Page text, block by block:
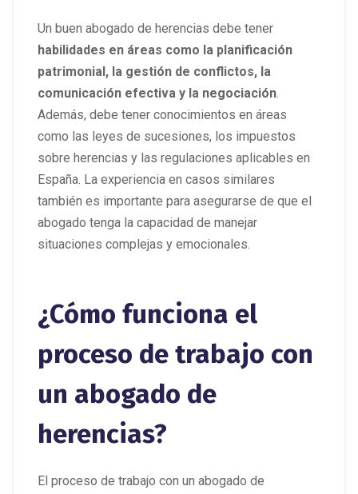
Un buen abogado de herencias debe tener
habilidades en áreas como la planificación
patrimonial, la gestión de conflictos, la
comunicación efectiva y la negociación
Además, debe tener conocimientos en áreas
como las leyes de sucesiones, los impuestos
sobre herencias y las regulaciones aplicables en
España. La experiencia en casos similares
también es importante para asegurarse de que el
abogado tenga la capacidad de manejar
situaciones complejas y emocionales.
¿Cómo funciona el
proceso de trabajo con
un abogado de
herencias?
El proceso de trabajo con un abogado de